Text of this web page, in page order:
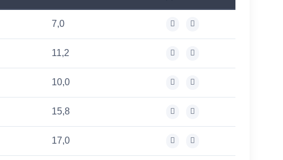
7,0
11,2
10,0
15,8
17,0